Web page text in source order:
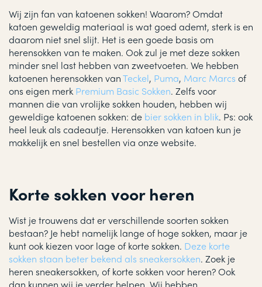
Wij zijn fan van katoenen sokken! Waarom? Omdat
katoen geweldig materiaal is wat goed ademt, sterk is en
daarom niet snel slijt. Het is een goede basis om
herensokken van te maken. Ook zul je met deze sokken
minder snel last hebben van zweetvoeten. We hebben
katoenen herensokken vanTeckel, Puma, Marc Marcs of
ons eigen merkPremium Basic Sokken. Zelfs voor
mannen die van vrolijke sokken houden, hebben wij
geweldige katoenen sokken: de bier sokken in blik. Ps: ook
heel leuk als cadeautje. Herensokken van katoen kun je
makkelijk en snel bestellen via onze website.
Korte sokken voor heren
Wist je trouwens dat er verschillende soorten sokken
bestaan? Je hebt namelijk lange of hoge sokken, maar je
kunt ook kiezen voor lage of korte sokken. Deze korte
sokken staan beter bekend als sneakersokken. Zoek je
heren sneakersokken, of korte sokken voor heren? Ook